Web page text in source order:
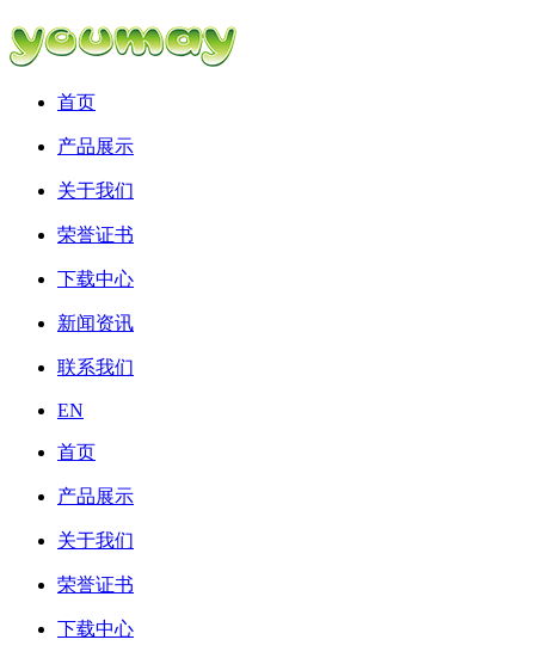
首页
产品展示
关于我们
荣誉证书
下载中心
新闻资讯
联系我们
EN
首页
产品展示
关于我们
荣誉证书
下载中心